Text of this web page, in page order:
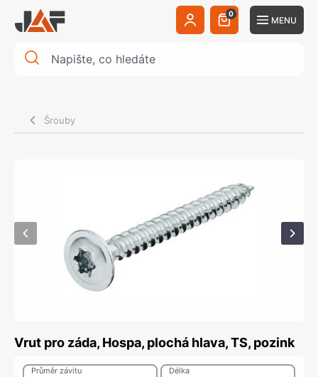
0
MENU
Šrouby
Vrut pro záda, Hospa, plochá hlava, TS, pozink
Průměr závitu Délka